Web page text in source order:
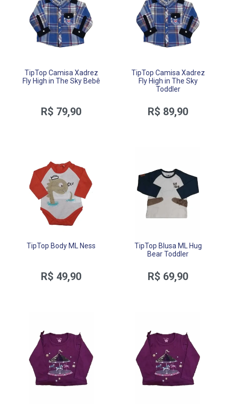
TipTop Camisa Xadrez
Fly High in The Sky Bebê
R$ 79,90
TipTop Camisa Xadrez
Fly High in The Sky
Toddler
R$ 89,90
TipTop Body ML Ness
R$ 49,90
TipTop Blusa ML Hug
Bear Toddler
R$ 69,90